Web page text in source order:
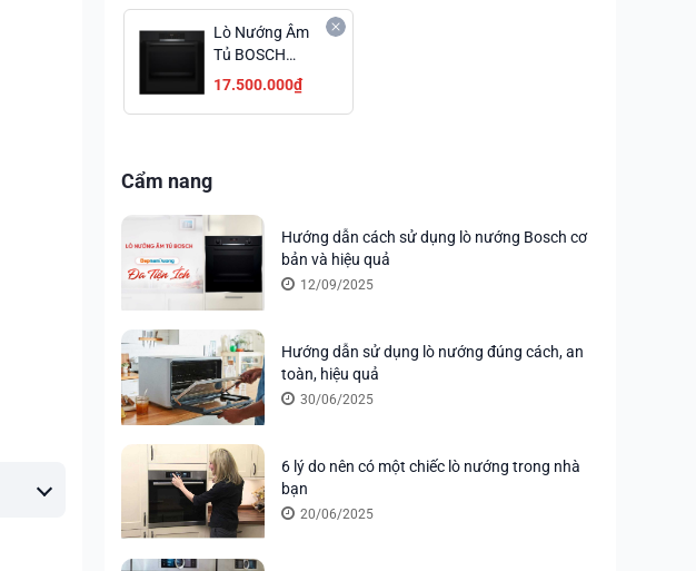
Lò Nướng Âm
Tủ BOSCH
HBA372EB0
Series 4 Giá Tốt
17.500.000₫
Cẩm nang
Hướng dẫn cách sử dụng lò nướng Bosch cơ
bản và hiệu quả
12/09/2025
Hướng dẫn sử dụng lò nướng đúng cách, an
toàn, hiệu quả
30/06/2025
6 lý do nên có một chiếc lò nướng trong nhà
bạn
20/06/2025